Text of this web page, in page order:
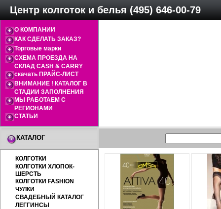
Центр колготок и белья (495) 646-00-79
О КОМПАНИИ
КАК СДЕЛАТЬ ЗАКАЗ?
Торговые марки
СХЕМА ПРОЕЗДА НА
СКЛАД CASH & CARRY
скачать ПРАЙС-ЛИСТ
ВНИМАНИЕ ! КАТАЛОГ В
СТАДИИ ЗАПОЛНЕНИЯ
МЫ РАБОТАЕМ С
РЕГИОНАМИ
СТАТЬИ
КАТАЛОГ
КОЛГОТКИ
КОЛГОТКИ ХЛОПОК-
ШЕРСТЬ
КОЛГОТКИ FASHION
ЧУЛКИ
СВАДЕБНЫЙ КАТАЛОГ
ЛЕГГИНСЫ